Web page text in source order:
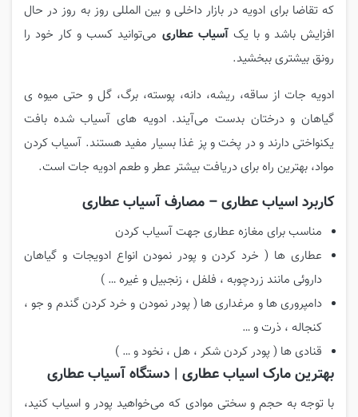
که تقاضا برای ادویه در بازار داخلی و بین المللی روز به روز در حال
افزایش باشد و با یکآسیاب عطاری می‌توانید کسب و کار خود را
رونق بیشتری ببخشید.
ادویه جات از ساقه، ریشه، دانه، پوسته، برگ، گل و حتی میوه ی
گیاهان و درختان بدست می‌آیند. ادویه های آسیاب شده بافت
یکنواختی دارند و در پخت و پز غذا بسیار مفید هستند. آسیاب کردن
مواد، بهترین راه برای دریافت بیشتر عطر و طعم ادویه جات است.
کاربرد اسیاب عطاری – مصارف آسیاب عطاری
مناسب برای مغازه عطاری جهت آسیاب کردن
عطاری ها ( خرد کردن و پودر نمودن انواع ادویجات و گیاهان
داروئی مانند زردچوبه ، فلفل ، زنجبیل و غیره … )
دامپروری ها و مرغداری ها ( پودر نمودن و خرد کردن گندم و جو ،
کنجاله ، ذرت و …
قنادی ها ( پودر کردن شکر ، هل ، نخود و … )
بهترین مارک اسیاب عطاری | دستگاه آسیاب عطاری
با توجه به حجم و سختی موادی که می‌خواهید پودر و اسیاب کنید،